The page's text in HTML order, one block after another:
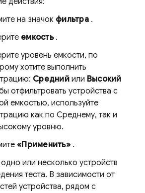
на значок фильтра.
емкость.
уровень емкости, по
хотите выполнить
Среднийили Высокий
отфильтровать устройства с
емкостью, используйте
как по Среднему, так и
уровню.
«Применить».
или несколько устройств
теста. В зависимости от
устройства, рядом с